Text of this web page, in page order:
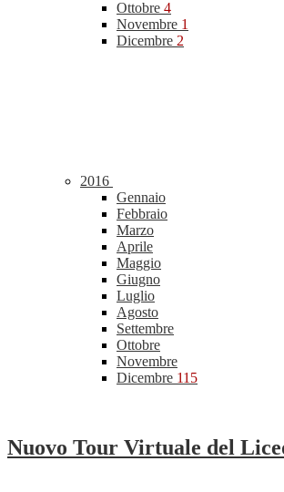
Ottobre 4
Novembre 1
Dicembre 2
2016
Gennaio
Febbraio
Marzo
Aprile
Maggio
Giugno
Luglio
Agosto
Settembre
Ottobre
Novembre
Dicembre 115
Nuovo Tour Virtuale del